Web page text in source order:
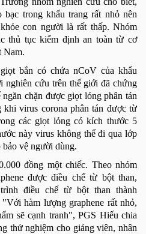
bạc trong khẩu trang rất nhỏ nên
con người là rất thấp. Nhóm
thủ tục kiểm định an toàn từ cơ
Nam.
bắn có chứa nCoV của khẩu
nghiên cứu trên thế giới đã chứng
chặn được giọt lỏng phân tán
virus corona phân tán được từ
các giọt lỏng có kích thước 5
này virus không thể đi qua lớp
bảo vệ người dùng.
đồng một chiếc. Theo nhóm
được điều chế từ bột than,
điều chế từ bột than thành
hàm lượng graphene rất nhỏ,
sẽ cạnh tranh", PGS Hiếu chia
thử nghiệm cho giảng viên, nhân